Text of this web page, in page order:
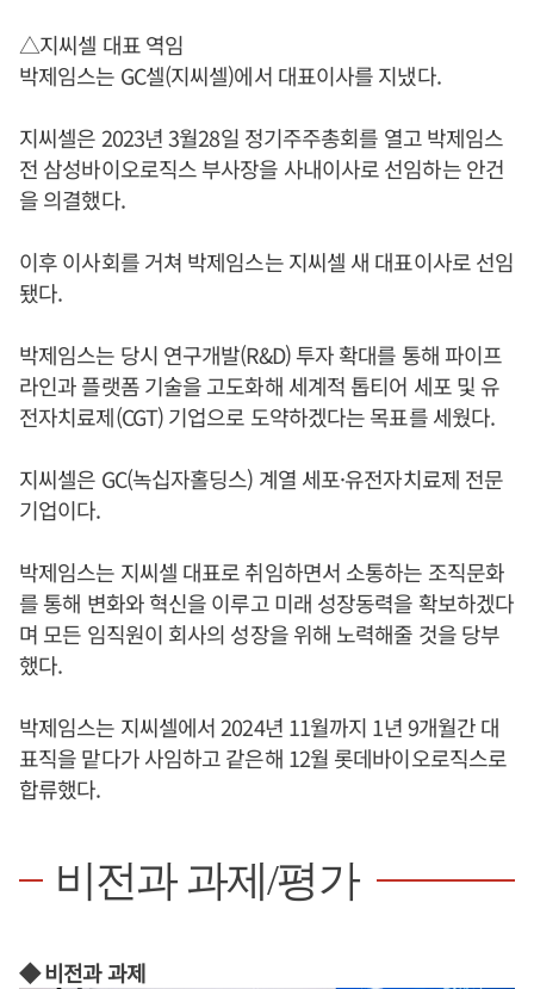
△지씨셀 대표 역임
박제임스는 GC셀(지씨셀)에서 대표이사를 지냈다.
지씨셀은 2023년 3월28일 정기주주총회를 열고 박제임스
전 삼성바이오로직스 부사장을 사내이사로 선임하는 안건
을 의결했다.
이후 이사회를 거쳐 박제임스는 지씨셀 새 대표이사로 선임
됐다.
박제임스는 당시 연구개발(R&D) 투자 확대를 통해 파이프
라인과 플랫폼 기술을 고도화해 세계적 톱티어 세포 및 유
전자치료제(CGT) 기업으로 도약하겠다는 목표를 세웠다.
지씨셀은 GC(녹십자홀딩스) 계열 세포·유전자치료제 전문
기업이다.
박제임스는 지씨셀 대표로 취임하면서 소통하는 조직문화
를 통해 변화와 혁신을 이루고 미래 성장동력을 확보하겠다
며 모든 임직원이 회사의 성장을 위해 노력해줄 것을 당부
했다.
박제임스는 지씨셀에서 2024년 11월까지 1년 9개월간 대
표직을 맡다가 사임하고 같은해 12월 롯데바이오로직스로
합류했다.
비전과 과제/평가
◆ 비전과 과제